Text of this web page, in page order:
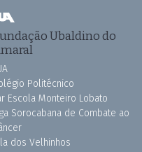
Ubaldino do
Politécnico
Escola Monteiro Lobato
Sorocabana de Combate ao
dos Velhinhos